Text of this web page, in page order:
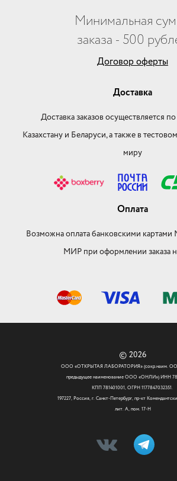
Минимальная
заказа - 500
Договор оферты
Доставка
Доставка заказов осуществляется
Казахстану и Беларуси, а также в
миру
Оплата
Возможна оплата банковскими картами
МИР при оформлении заказа
© 2026
ООО «ОТКРЫТАЯ ЛАБОРАТОРИЯ» (сокр.наим.
предыдущее наименование ООО «ОНЛИ») ИНН
КПП 781401001, ОГРН 1177847032351.
197227, Россия, г. Санкт-Петербург, пр-кт
лит. А, пом. 17-Н